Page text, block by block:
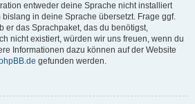
entweder deine Sprache nicht installiert
in deine Sprache übersetzt. Frage ggf.
er das Sprachpaket, das du benötigst,
nicht existiert, würden wir uns freuen, wenn du
Informationen dazu können auf der Website
gefunden werden.